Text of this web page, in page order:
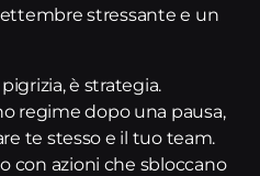
stressante e un
è strategia.
regime dopo una pausa,
te stesso e il tuo team.
con azioni che sbloccano